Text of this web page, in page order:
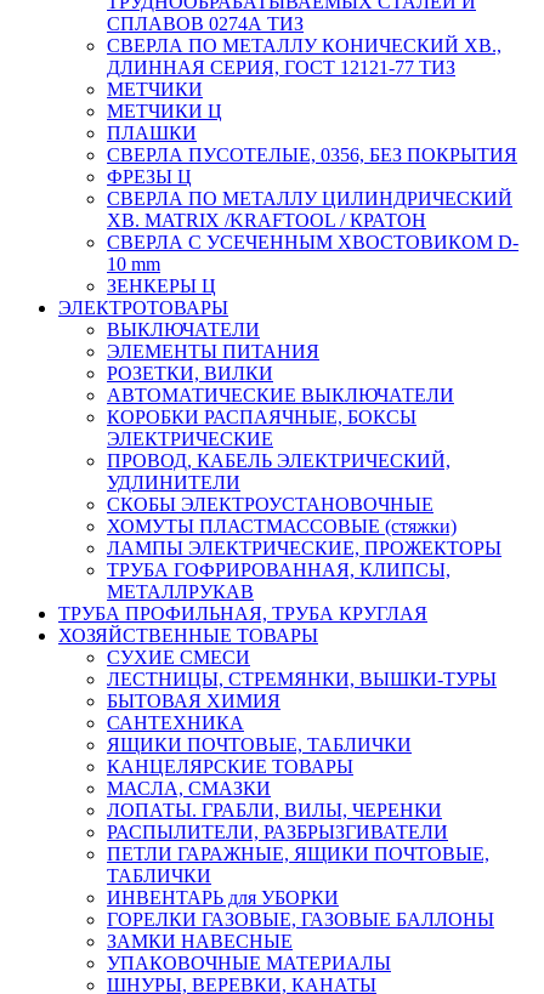
СПЛАВОВ 0274А ТИЗ
СВЕРЛА ПО МЕТАЛЛУ КОНИЧЕСКИЙ ХВ.,
ДЛИННАЯ СЕРИЯ, ГОСТ 12121-77 ТИЗ
МЕТЧИКИ
МЕТЧИКИ Ц
ПЛАШКИ
СВЕРЛА ПУСОТЕЛЫЕ, 0356, БЕЗ ПОКРЫТИЯ
ФРЕЗЫ Ц
СВЕРЛА ПО МЕТАЛЛУ ЦИЛИНДРИЧЕСКИЙ
ХВ. MATRIX /KRAFTOOL / КРАТОН
СВЕРЛА С УСЕЧЕННЫМ ХВОСТОВИКОМ D-
10 mm
ЗЕНКЕРЫ Ц
ЭЛЕКТРОТОВАРЫ
ВЫКЛЮЧАТЕЛИ
ЭЛЕМЕНТЫ ПИТАНИЯ
РОЗЕТКИ, ВИЛКИ
АВТОМАТИЧЕСКИЕ ВЫКЛЮЧАТЕЛИ
КОРОБКИ РАСПАЯЧНЫЕ, БОКСЫ
ЭЛЕКТРИЧЕСКИЕ
ПРОВОД, КАБЕЛЬ ЭЛЕКТРИЧЕСКИЙ,
УДЛИНИТЕЛИ
СКОБЫ ЭЛЕКТРОУСТАНОВОЧНЫЕ
ХОМУТЫ ПЛАСТМАССОВЫЕ (стяжки)
ЛАМПЫ ЭЛЕКТРИЧЕСКИЕ, ПРОЖЕКТОРЫ
ТРУБА ГОФРИРОВАННАЯ, КЛИПСЫ,
МЕТАЛЛРУКАВ
ТРУБА ПРОФИЛЬНАЯ, ТРУБА КРУГЛАЯ
ХОЗЯЙСТВЕННЫЕ ТОВАРЫ
СУХИЕ СМЕСИ
ЛЕСТНИЦЫ, СТРЕМЯНКИ, ВЫШКИ-ТУРЫ
БЫТОВАЯ ХИМИЯ
САНТЕХНИКА
ЯЩИКИ ПОЧТОВЫЕ, ТАБЛИЧКИ
КАНЦЕЛЯРСКИЕ ТОВАРЫ
МАСЛА, СМАЗКИ
ЛОПАТЫ. ГРАБЛИ, ВИЛЫ, ЧЕРЕНКИ
РАСПЫЛИТЕЛИ, РАЗБРЫЗГИВАТЕЛИ
ПЕТЛИ ГАРАЖНЫЕ, ЯЩИКИ ПОЧТОВЫЕ,
ТАБЛИЧКИ
ИНВЕНТАРЬ для УБОРКИ
ГОРЕЛКИ ГАЗОВЫЕ, ГАЗОВЫЕ БАЛЛОНЫ
ЗАМКИ НАВЕСНЫЕ
УПАКОВОЧНЫЕ МАТЕРИАЛЫ
ШНУРЫ, ВЕРЕВКИ, КАНАТЫ